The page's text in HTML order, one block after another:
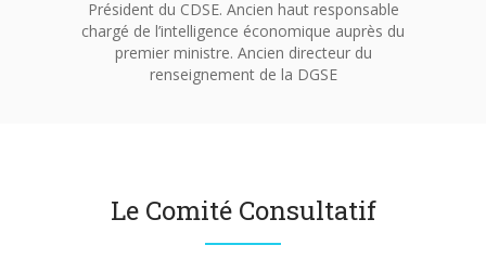
Président du CDSE. Ancien haut responsable
chargé de l’intelligence économique auprès du
premier ministre. Ancien directeur du
renseignement de la DGSE
Le Comité Consultatif